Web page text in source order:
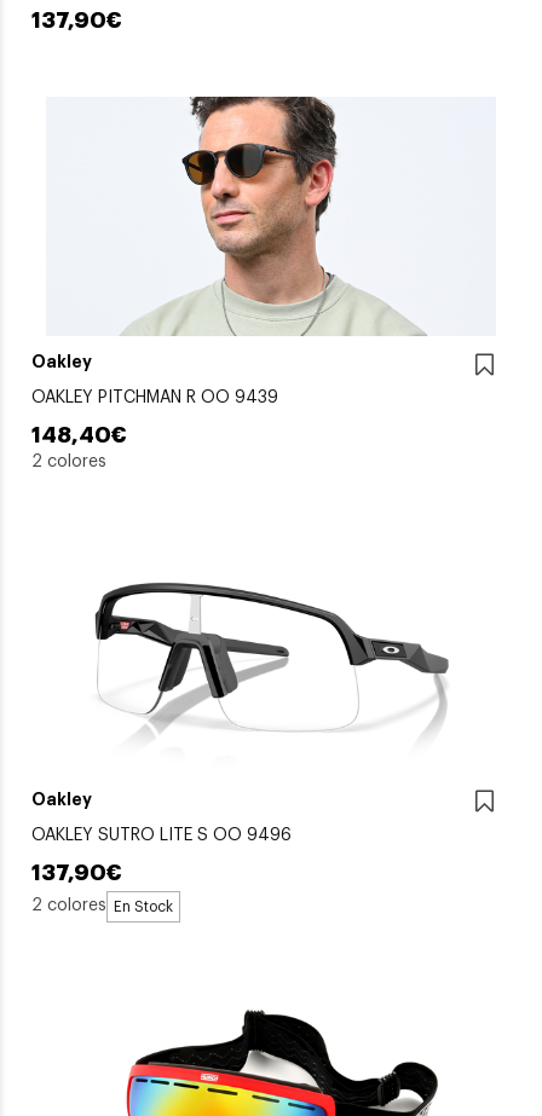
137,90€
Oakley
OAKLEY PITCHMAN R OO 9439
148,40€
2 colores
Oakley
OAKLEY SUTRO LITE S OO 9496
137,90€
2 colores En Stock